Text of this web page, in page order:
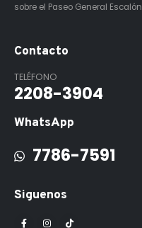
sobre el Paseo General Escalón
Contacto
TELÉFONO
2208-3904
WhatsApp
7786-7591
Siguenos